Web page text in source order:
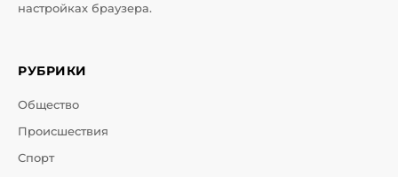
настройках браузера.
РУБРИКИ
Общество
Происшествия
Спорт